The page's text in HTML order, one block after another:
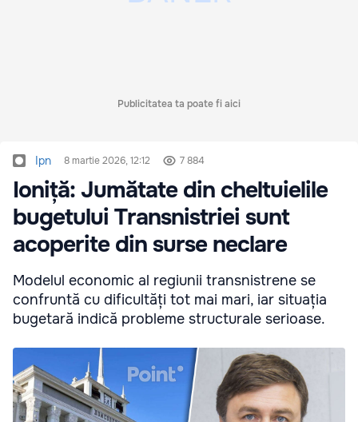
Publicitatea ta poate fi aici
Ipn 8 martie 2026, 12:12 7 884
Ioniță: Jumătate din cheltuielile
bugetului Transnistriei sunt
acoperite din surse neclare
Modelul economic al regiunii transnistrene se
confruntă cu dificultăți tot mai mari, iar situația
bugetară indică probleme structurale serioase.